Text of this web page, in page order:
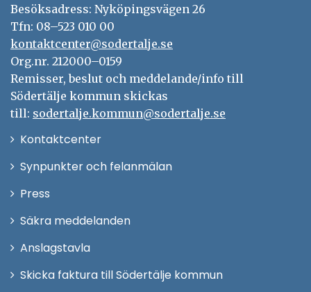
Besöksadress: Nyköpingsvägen 26
Tfn: 08–523 010 00
kontaktcenter@sodertalje.se
Org.nr. 212000–0159
Remisser, beslut och meddelande/info till
Södertälje kommun skickas
till: sodertalje.kommun@sodertalje.se
KontaktcenterÖppna
Synpunkter och felanmälan
Press
fönster
Säkra meddelanden
Anslagstavla
Skicka faktura till Södertälje kommun